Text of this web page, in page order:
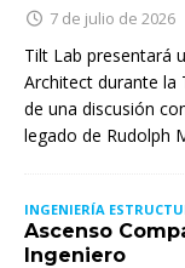
7 de julio de 2026
Tilt Lab presentará
Architect durante la
de una discusión
legado de Rudolph
INGENIERÍA
Ascenso
Ingeniero